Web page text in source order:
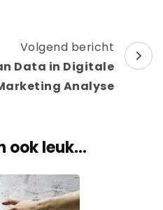
Volgend bericht
Data in Digitale
Analyse
ook leuk...